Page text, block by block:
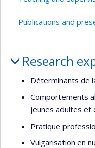
Publications and
Research
Déterminants de
Comportements
jeunes adultes et
Pratique
Vulgarisation en